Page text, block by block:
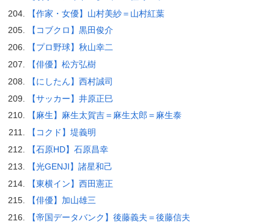
【作家・女優】山村美紗＝山村紅葉
【コブクロ】黒田俊介
【プロ野球】秋山幸二
【俳優】松方弘樹
【にしたん】西村誠司
【サッカー】井原正巳
【麻生】麻生太賀吉＝麻生太郎＝麻生泰
【コクド】堤義明
【石原HD】石原昌幸
【光GENJI】諸星和己
【東横イン】西田憲正
【俳優】加山雄三
【帝国データバンク】後藤義夫＝後藤信夫